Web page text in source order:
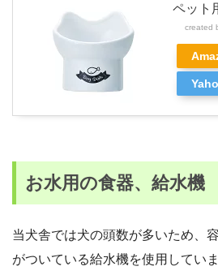
ペット
created
お水用の食器、給水機
当犬舎では犬の頭数が多いため、
がついている給水機を使用していま